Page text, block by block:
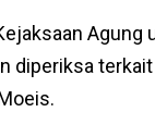
Agung
diperiksa